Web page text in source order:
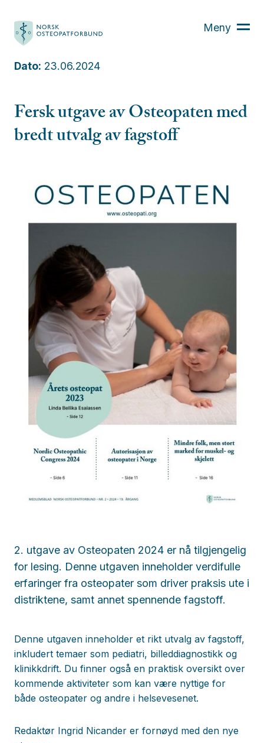
Finn din osteopat
Osteopaten
Aktuelt
Om oss
For medlemmer
Meny
Dato: 23.06.2024
Fersk utgave av Osteopaten med
bredt utvalg av fagstoff
2. utgave av Osteopaten 2024 er nå tilgjengelig
for lesing. Denne utgaven inneholder verdifulle
erfaringer fra osteopater som driver praksis ute i
distriktene, samt annet spennende fagstoff.
Denne utgaven inneholder et rikt utvalg av fagstoff,
inkludert temaer som pediatri, billeddiagnostikk og
klinikkdrift. Du finner også en praktisk oversikt over
kommende aktiviteter som kan være nyttige for
både osteopater og andre i helsevesenet.
Redaktør Ingrid Nicander er fornøyd med den nye